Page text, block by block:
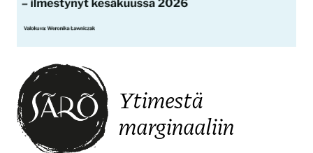
Ytimestä
marginaaliin